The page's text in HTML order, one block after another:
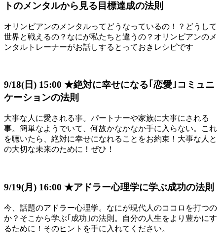
トのメンタルから見る目標達成の法則
オリンピアンのメンタルってどうなっているの！？どうして
世界と戦えるの？なにが私たちと違うの？オリンピアンのメ
ンタルトレーナーがお話しするとっておきレシピです
9/18(日) 15:00 ★絶対に幸せになる｢恋愛｣コミュニ
ケーションの法則
大事な人に愛される事。パートナーや家族に大事にされる
事。簡単なようでいて、何故かなかなか手に入らない。これ
を聴いたら、絶対に幸せになれることをお約束！大事な人と
の大切な未来のために！ぜひ！
9/19(月) 16:00 ★アドラー心理学に学ぶ成功の法則
今、話題のアドラー心理学。なにが現代人のココロを打つの
か？そこから学ぶ｢成功｣の法則。自分の人生をより豊かにす
るために！そのヒントを手に入れてください。